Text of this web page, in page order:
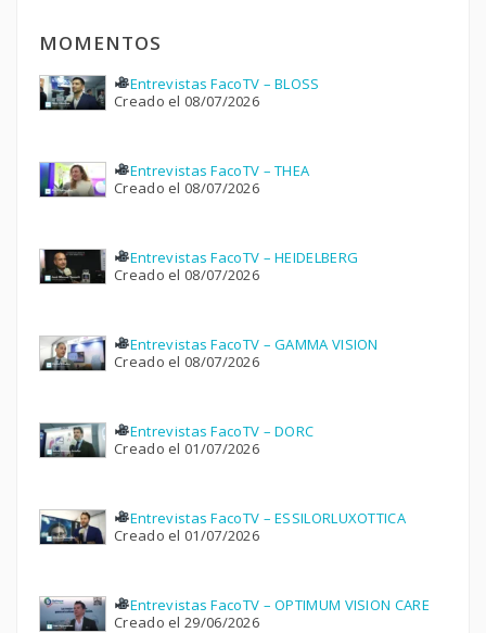
MOMENTOS
Entrevistas FacoTV – BLOSS
Creado el 08/07/2026
Entrevistas FacoTV – THEA
Creado el 08/07/2026
Entrevistas FacoTV – HEIDELBERG
Creado el 08/07/2026
Entrevistas FacoTV – GAMMA VISION
Creado el 08/07/2026
Entrevistas FacoTV – DORC
Creado el 01/07/2026
Entrevistas FacoTV – ESSILORLUXOTTICA
Creado el 01/07/2026
Entrevistas FacoTV – OPTIMUM VISION CARE
Creado el 29/06/2026